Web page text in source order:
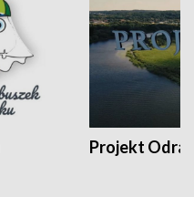
Projekt Odra